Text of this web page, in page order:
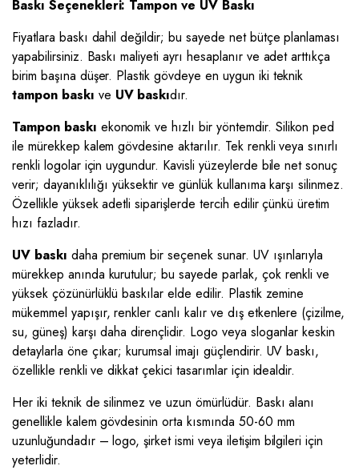
Baskı Seçenekleri: Tampon ve UV Baskı
Fiyatlara baskı dahil değildir; bu sayede net bütçe planlaması
yapabilirsiniz. Baskı maliyeti ayrı hesaplanır ve adet arttıkça
birim başına düşer. Plastik gövdeye en uygun iki teknik
tampon baskı ve UV baskıdır.
Tampon baskı ekonomik ve hızlı bir yöntemdir. Silikon ped
ile mürekkep kalem gövdesine aktarılır. Tek renkli veya sınırlı
renkli logolar için uygundur. Kavisli yüzeylerde bile net sonuç
verir; dayanıklılığı yüksektir ve günlük kullanıma karşı silinmez.
Özellikle yüksek adetli siparişlerde tercih edilir çünkü üretim
hızı fazladır.
UV baskı daha premium bir seçenek sunar. UV ışınlarıyla
mürekkep anında kurutulur; bu sayede parlak, çok renkli ve
yüksek çözünürlüklü baskılar elde edilir. Plastik zemine
mükemmel yapışır, renkler canlı kalır ve dış etkenlere (çizilme,
su, güneş) karşı daha dirençlidir. Logo veya sloganlar keskin
detaylarla öne çıkar; kurumsal imajı güçlendirir. UV baskı,
özellikle renkli ve dikkat çekici tasarımlar için idealdir.
Her iki teknik de silinmez ve uzun ömürlüdür. Baskı alanı
genellikle kalem gövdesinin orta kısmında 50-60 mm
uzunluğundadır – logo, şirket ismi veya iletişim bilgileri için
yeterlidir.